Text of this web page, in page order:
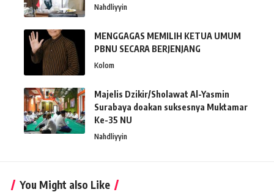
Nahdliyyin
MENGGAGAS MEMILIH KETUA UMUM
PBNU SECARA BERJENJANG
Kolom
Majelis Dzikir/Sholawat Al-Yasmin
Surabaya doakan suksesnya Muktamar
Ke-35 NU
Nahdliyyin
You Might also Like